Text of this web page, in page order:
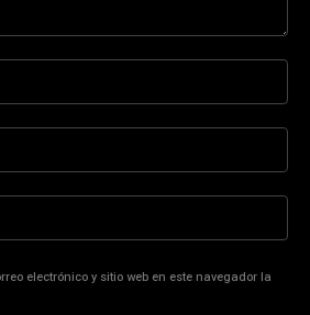
electrónico y sitio web en este navegador la